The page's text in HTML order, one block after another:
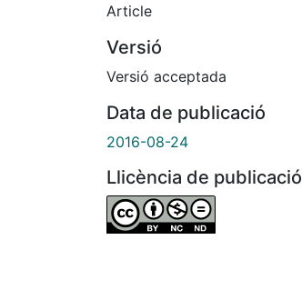
Article
Versió
Versió acceptada
Data de publicació
2016-08-24
Llicència de publicació